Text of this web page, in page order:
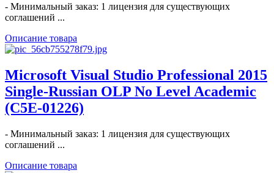
- Минимальный заказ: 1 лицензия для существующих
соглашений ...
Описание товара
Microsoft Visual Studio Professional 2015
Single-Russian OLP No Level Academic
(C5E-01226)
- Минимальный заказ: 1 лицензия для существующих
соглашений ...
Описание товара